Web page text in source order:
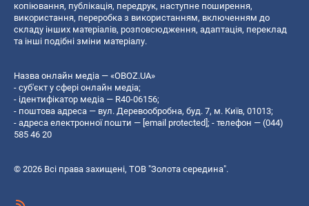
копiювання, публiкацiя, передрук, наступне поширення,
використання, переробка з використанням, включенням до
складу інших матеріалів, розповсюдження, адаптація, переклад
та інші подібні зміни матеріалу.
Назва онлайн медіа — «OBOZ.UA»
- суб'єкт у сфері онлайн медіа;
- ідентифікатор медіа — R40-06156;
- поштова адреса — вул. Деревообробна, буд. 7, м. Київ, 01013;
- адреса електронної пошти — [email protected] ; - телефон — (044)
585 46 20
© 2026 Всі права захищені, ТОВ "Золота середина".